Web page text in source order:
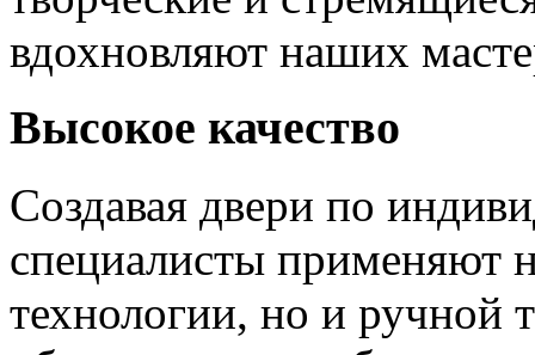
вдохновляют наших
Высокое качество
Создавая двери по
специалисты применяют
технологии, но и ручной